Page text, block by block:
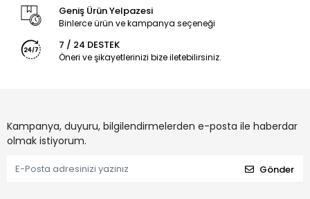
Geniş Ürün Yelpazesi
Binlerce ürün ve kampanya seçeneği
7 / 24 DESTEK
Öneri ve şikayetlerinizi bize iletebilirsiniz.
Kampanya, duyuru, bilgilendirmelerden e-posta ile haberdar
olmak istiyorum.
Gönder